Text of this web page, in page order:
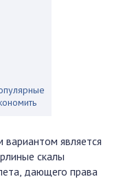
является
скалы
дающего права